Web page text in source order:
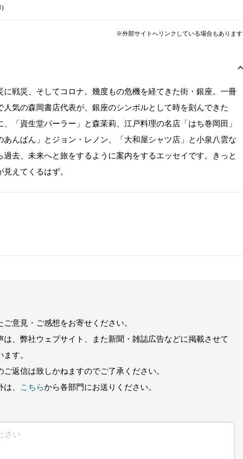
※外部サイトへリンクしている場合もあります
に戦災、そしてコロナ。幾度もの危機を経てきた街・銀座。一冊
人気の森岡書店代表が、銀座のシンボルとして時を刻んできた
、「資生堂パーラー」と森茉莉、江戸料理の名店「はち巻岡田」
あんぱん」とジョン・レノン、「大和屋シャツ店」と小泉八雲な
過去、未来へと旅をするように案内をするエッセイです。きっと
えてくるはず。
意見・ご感想をお寄せください。
は、弊社ウェブサイト、また新聞・雑誌広告などに掲載させて
す。
返信は致しかねますのでご了承ください。
、
こちらから各部門にお送りください。